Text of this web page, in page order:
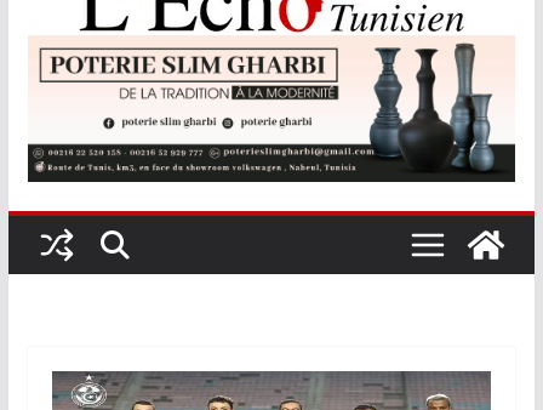
وزارة الأسرة: نسعى لاستكمال دراسة ميدانية حول ظاهرة
تسول الأطفال
مندوب عام حماية الطفولة يحذر